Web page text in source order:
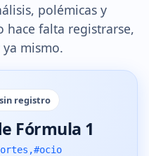
polémicas y
hace falta registrarse,
mismo.
registro
Fórmula 1